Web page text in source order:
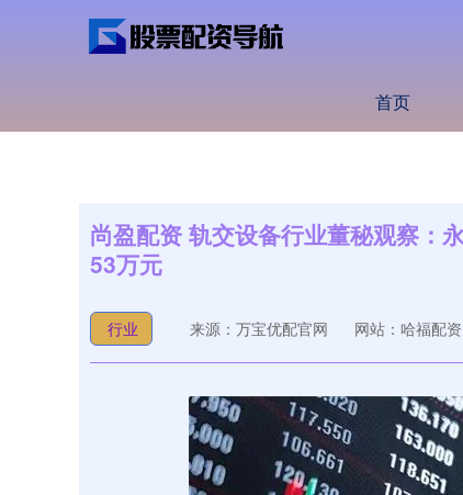
首页
尚盈配资 轨交设备行业董秘观察：
53万元
行业 来源：万宝优配官网 网站：哈福配资